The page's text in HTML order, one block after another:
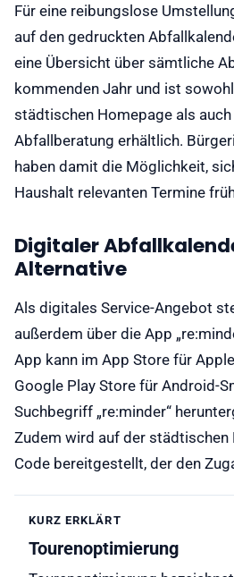
Für eine reibungslose
auf den gedruckten
eine Übersicht über sämtliche
kommenden Jahr und ist
städtischen Homepage als
Abfallberatung erhältlich.
haben damit die Möglichkeit,
Haushalt relevanten Termine
Digitaler
Alternative
Als digitales Service-Angebot
außerdem über die App
App kann im App Store für
Google Play Store für Android-
Suchbegriff „re:minder“
Zudem wird auf der städtischen
Code bereitgestellt, der den
KURZ ERKLÄRT
Tourenoptimierung